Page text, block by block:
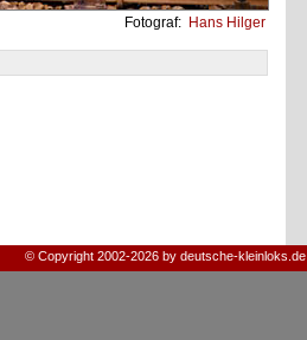
Fotograf: Hans Hilger
© Copyright 2002-2026 by deutsche-kleinloks.de